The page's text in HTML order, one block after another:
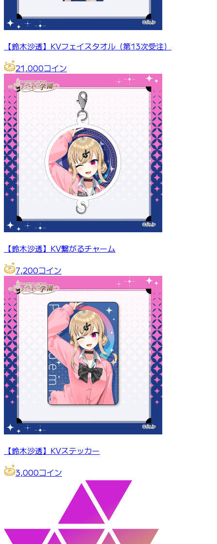
【鈴木沙透】KVフェイスタオル（第13次受注）
21,000コイン
【鈴木沙透】KV繋がるチャーム
7,200コイン
【鈴木沙透】KVステッカー
3,000コイン